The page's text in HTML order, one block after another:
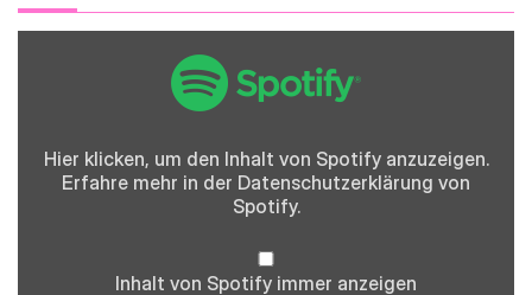
Hier klicken, um den Inhalt von Spotify anzuzeigen.
Erfahre mehr in der Datenschutzerklärung von
Spotify.
Inhalt von Spotify immer anzeigen